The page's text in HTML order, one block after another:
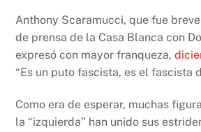
Anthony Scaramucci, que fue
de prensa de la Casa Blanca con
expresó con mayor franqueza,
“Es un puto fascista, es el fascista
Como era de esperar, muchas
la “izquierda” han unido sus